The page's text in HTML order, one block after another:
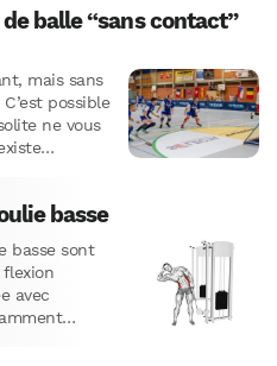
balle “sans contact”
mais sans
possible
ne vous
basse
basse sont
avec